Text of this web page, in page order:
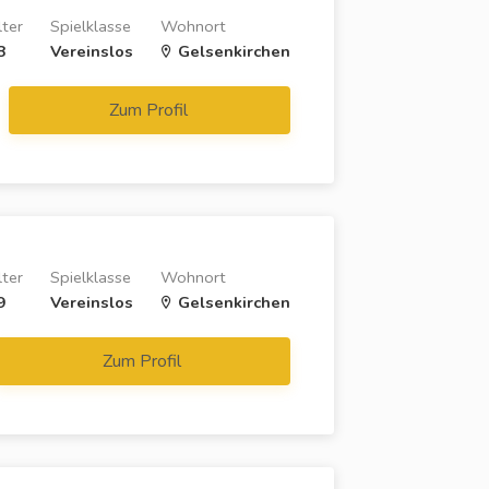
Wohnort
Gelsenkirchen
Spielklasse
Vereinslos
Zum Profil
Wohnort
Gelsenkirchen
Spielklasse
Vereinslos
Zum Profil